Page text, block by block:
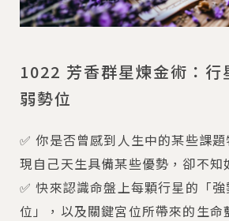
1022 芳香群星煉金術：行
弱勢位
✅ 你是否曾感到人生中的某些課
現自己天生具備某些優勢，卻不知
✅ 快來認識命盤上每顆行星的「
位」，以及關鍵宮位所帶來的生命